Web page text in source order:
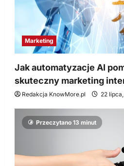
Marketing
Jak automatyzacje AI
skuteczny marketing
Redakcja KnowMore.pl 22
Przeczytano 13 minut